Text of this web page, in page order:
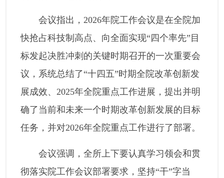
会议指出，2026年院工作会议是在全院加
快抢占科技制高点、向全面实现“四个率先”目
标发起决胜冲刺的关键时期召开的一次重要会
议，系统总结了“十四五”时期全院改革创新发
展成效、2025年全院重点工作进展，提出并明
确了当前和未来一个时期改革创新发展的目标
任务，并对2026年全院重点工作进行了部署。
会议强调，全所上下要认真学习领会和贯
彻落实院工作会议部署要求，坚持“干”字当